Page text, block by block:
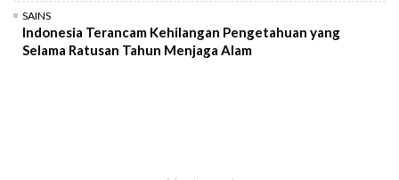
SAINS
Indonesia Terancam Kehilangan Pengetahuan yang
Selama Ratusan Tahun Menjaga Alam